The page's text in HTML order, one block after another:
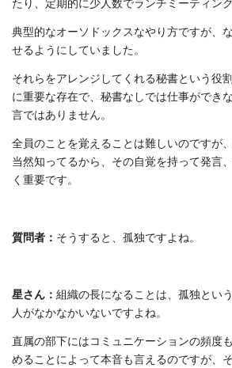
たり、定期的に少人数でランチミーティン
典型的なオーソドックスなやり方ですが、
せるようにしていました。
それらをアレンジしてくれる秘書という役
に重要な存在で、秘書なしでは仕事ができ
言ではありません。
全員のことを覚えることは難しいのですが
当然知ってるから、その自覚を持って発言
く重要です。
質問者： そうすると、孤独ですよね。
星さん： 組織の長になることは、孤独とい
人がなかなかいないですよね。
直属の部下にはコミュニケーションの頻度
めることによって本音も言えるのですが、